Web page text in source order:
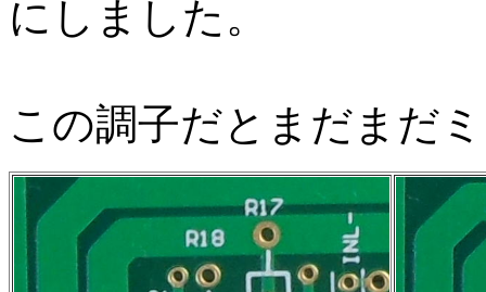
にしました。
この調子だとまだまだ